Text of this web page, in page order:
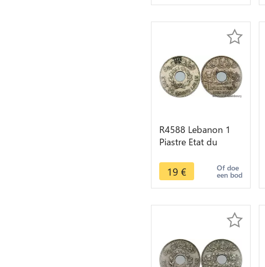
R4588 Lebanon 1
Piastre Etat du
Paris -> Make offer
19 € Of doe
een bod